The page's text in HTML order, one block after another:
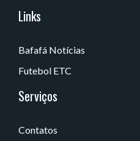
Links
Bafafá Notícias
Futebol ETC
Serviços
Contatos
Serviços